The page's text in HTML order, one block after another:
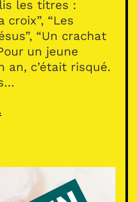
les titres :
croix”, “Les
“Un crachat
un jeune
an, c’était risqué.